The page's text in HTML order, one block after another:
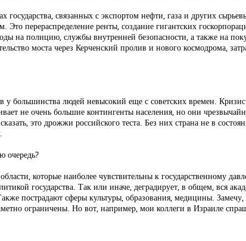
связанных с экспортом нефти, газа и других
перераспределение ренты, создание гигантских
на полицию, службы внутренней безопасности, а также на
моста через Керченский пролив и нового космодрома,
у большинства людей невысокий еще с советских времен.
не очень большие контингенты населения, но они
это дрожжи российского теста. Без них страна не в
очередь?
которые наиболее чувствительны к государственному
государства. Так или иначе, деградирует, в общем, вся
пострадают сферы культуры, образования, медицины.
ограничены. Но вот, например, мои коллеги в Израиле